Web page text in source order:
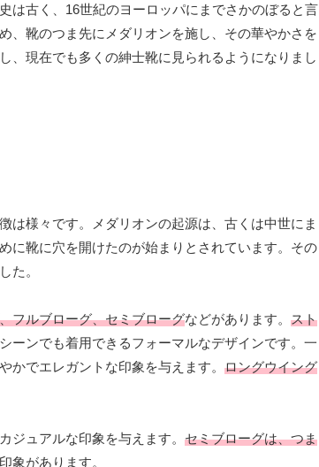
は古く、16世紀のヨーロッパにまでさかのぼると言
、靴のつま先にメダリオンを施し、その華やかさを
、現在でも多くの紳士靴に見られるようになりまし
は様々です。メダリオンの起源は、古くは中世にま
に靴に穴を開けたのが始まりとされています。その
た。
フルブローグ、セミブローグなどがあります。 スト
ーンでも着用できるフォーマルなデザインです。一
かでエレガントな印象を与えます。 ロングウイング
ジュアルな印象を与えます。 セミブローグは、つま
象があります。